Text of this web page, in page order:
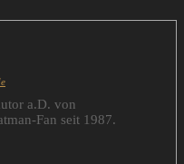
a.D. von
Fan seit 1987.